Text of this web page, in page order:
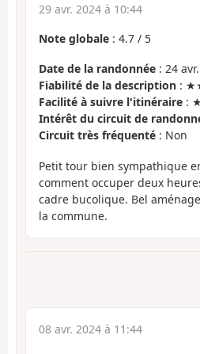
29 avr. 2024 à 10:44
Note globale : 4.7 / 5
Date de la randonnée : 24
Fiabilité de la description :
Facilité à suivre l'itinéraire :
Intérêt du circuit de
Circuit très fréquenté : Non
Petit tour bien sympathique
comment occuper deux
cadre bucolique. Bel
la commune.
08 avr. 2024 à 11:44